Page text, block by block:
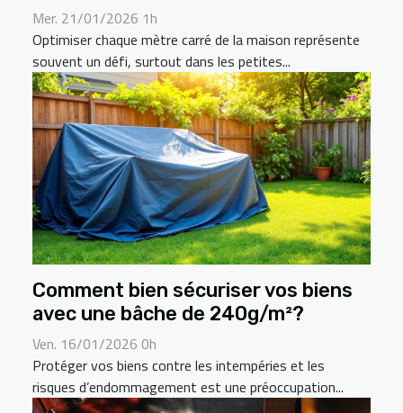
Mer. 21/01/2026 1h
Optimiser chaque mètre carré de la maison représente
souvent un défi, surtout dans les petites...
Comment bien sécuriser vos biens
avec une bâche de 240g/m²?
Ven. 16/01/2026 0h
Protéger vos biens contre les intempéries et les
risques d’endommagement est une préoccupation...